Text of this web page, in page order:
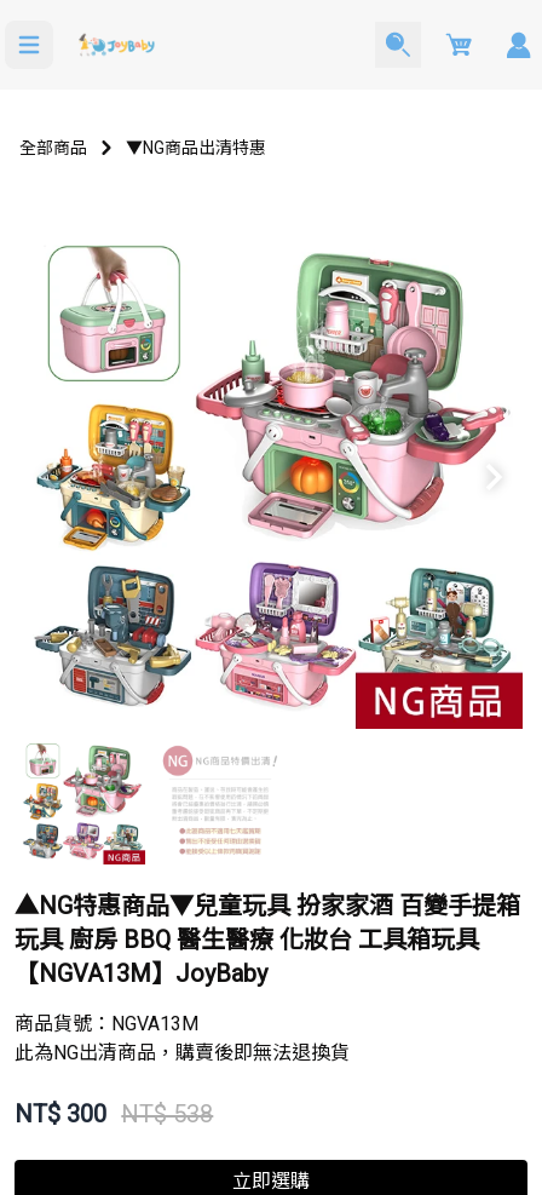
Cart
全部商品 ▼NG商品出清特惠
▲NG特惠商品▼兒童玩具 扮家家酒 百變手提箱
玩具 廚房 BBQ 醫生醫療 化妝台 工具箱玩具
【NGVA13M】JoyBaby
商品貨號： NGVA13M
此為NG出清商品，購賣後即無法退換貨
NT$ 300 NT$ 538
立即選購